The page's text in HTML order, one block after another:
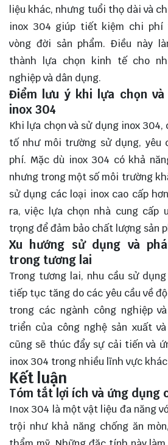
liệu khác, nhưng tuổi thọ dài và
inox 304 giúp tiết kiệm chi phí
vòng đời sản phẩm. Điều này
thành lựa chọn kinh tế cho
nghiệp và dân dụng.
Điểm lưu ý khi lựa chọn
inox 304
Khi lựa chọn và sử dụng inox 304,
tố như môi trường sử dụng, yêu
phí. Mặc dù inox 304 có khả
nhưng trong một số môi trường
sử dụng các loại inox cao cấp
ra, việc lựa chọn nhà cung cấp
trọng để đảm bảo chất lượng sản
Xu hướng sử dụng và
trong tương lai
Trong tương lai, nhu cầu sử
tiếp tục tăng do các yêu cầu về
trong các ngành công nghiệp
triển của công nghệ sản xuất
cũng sẽ thúc đẩy sự cải tiến và
inox 304 trong nhiều lĩnh vực
Kết luận
Tóm tắt lợi ích và ứng dụng
Inox 304 là một vật liệu đa năng
trội như khả năng chống ăn